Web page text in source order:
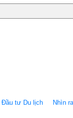
Ðầu tư Du lịch Nhìn